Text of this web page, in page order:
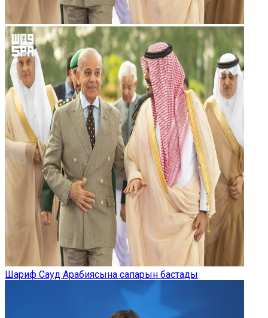
Шариф Сауд Арабиясына сапарын бастады